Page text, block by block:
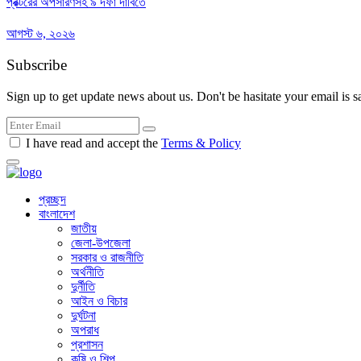
আগস্ট ৬, ২০২৬
Subscribe
Sign up to get update news about us. Don't be hasitate your email is
I have read and accept the Terms & Policy
প্রচ্ছদ
বাংলাদেশ
জাতীয়
জেলা-উপজেলা
সরকার ও রাজনীতি
অর্থনীতি
দুর্নীতি
আইন ও বিচার
দুর্ঘটনা
অপরাধ
প্রশাসন